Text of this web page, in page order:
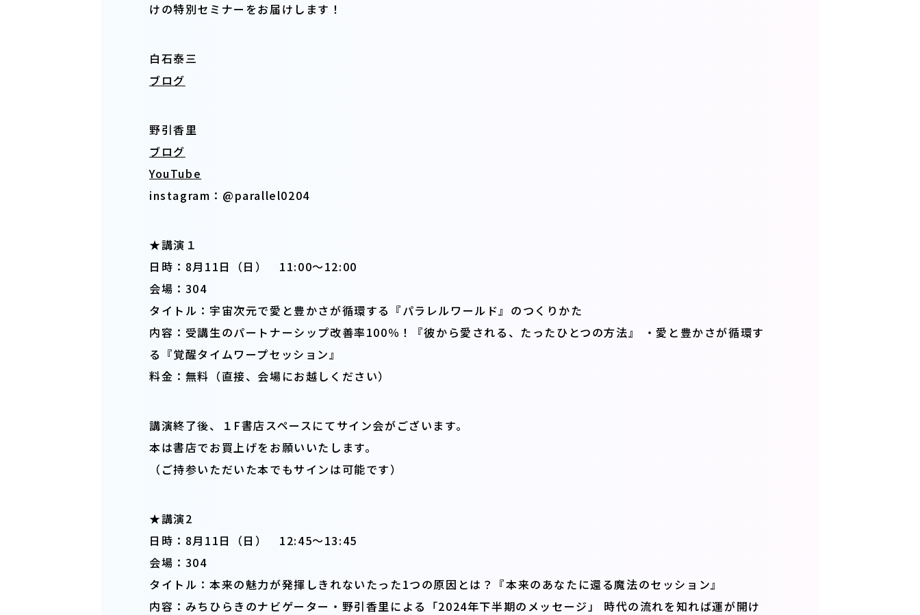
けの特別セミナーをお届けします！
白石泰三
ブログ
野引香里
ブログ
YouTube
instagram：@parallel0204
★講演１
日時：8月11日（日） 11:00〜12:00
会場：304
タイトル：宇宙次元で愛と豊かさが循環する『パラレルワールド』のつくりかた
内容：受講生のパートナーシップ改善率100％！『彼から愛される、たったひとつの方法』 ・愛と豊かさが循環す
る『覚醒タイムワープセッション』
料金：無料（直接、会場にお越しください）
講演終了後、１F書店スペースにてサイン会がございます。
本は書店でお買上げをお願いいたします。
（ご持参いただいた本でもサインは可能です）
★講演2
日時：8月11日（日） 12:45〜13:45
会場：304
タイトル：本来の魅力が発揮しきれないたった1つの原因とは？『本来のあなたに還る魔法のセッション』
内容：みちひらきのナビゲーター・野引香里による「2024年下半期のメッセージ」 時代の流れを知れば運が開け